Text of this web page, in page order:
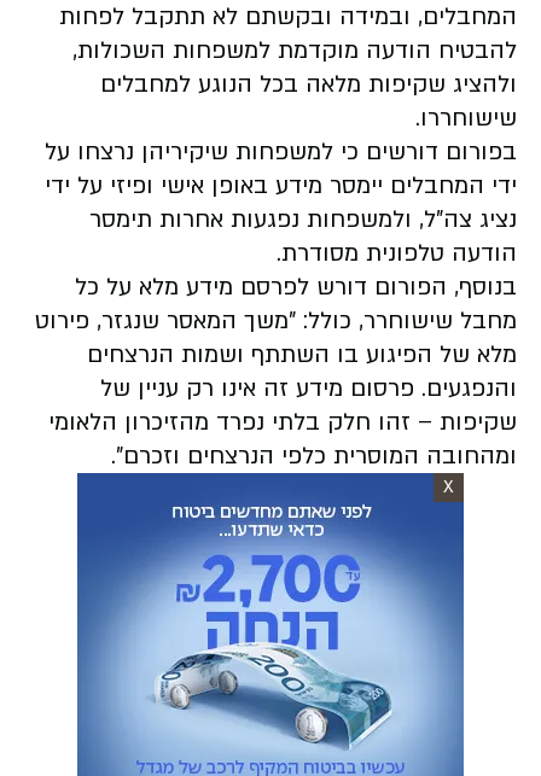
המחבלים, ובמידה ובקשתם לא תתקבל לפחות
להבטיח הודעה מוקדמת למשפחות השכולות,
ולהציג שקיפות מלאה בכל הנוגע למחבלים
שישוחררו.
בפורום דורשים כי למשפחות שיקיריהן נרצחו על
ידי המחבלים יימסר מידע באופן אישי ופיזי על ידי
נציג צה"ל, ולמשפחות נפגעות אחרות תימסר
הודעה טלפונית מסודרת.
בנוסף, הפורום דורש לפרסם מידע מלא על כל
מחבל שישוחרר, כולל: "משך המאסר שנגזר, פירוט
מלא של הפיגוע בו השתתף ושמות הנרצחים
והנפגעים. פרסום מידע זה אינו רק עניין של
שקיפות – זהו חלק בלתי נפרד מהזיכרון הלאומי
ומהחובה המוסרית כלפי הנרצחים וזכרם".
X